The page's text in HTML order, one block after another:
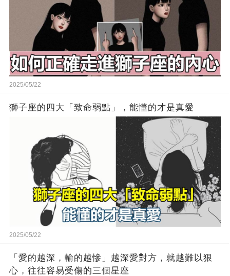
2025/05/22
獅子座的四大「致命弱點」，能懂的才是真愛
2025/05/22
「愛的越深，輸的越慘」越深愛對方，就越難以狠
心，往往容易受傷的三個星座